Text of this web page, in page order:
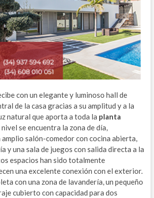
con un elegante y luminoso hall de
de la casa gracias a su amplitud y a la
natural que aporta a toda la planta
nivel se encuentra la zona de día,
amplio salón-comedor con cocina abierta,
y una sala de juegos con salida directa a la
espacios han sido totalmente
una excelente conexión con el exterior.
con una zona de lavandería, un pequeño
cubierto con capacidad para dos